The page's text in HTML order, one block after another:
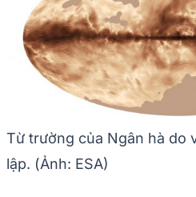
Từ trường của Ngân hà do
lập. (Ảnh: ESA)